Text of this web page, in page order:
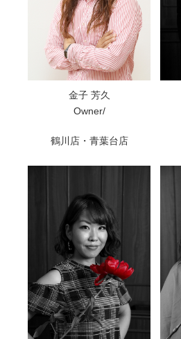
金子 芳久
Owner/
鶴川店・青葉台店